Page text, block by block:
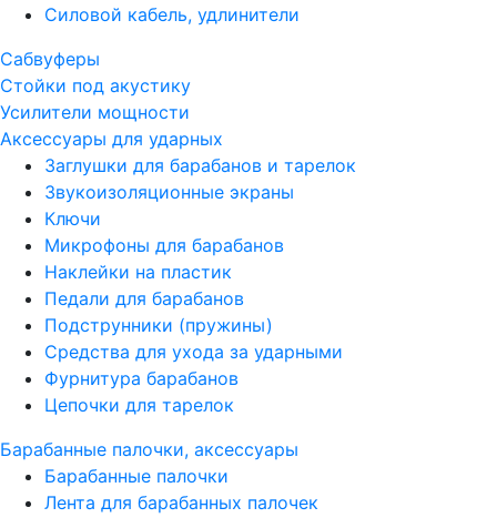
Силовой кабель, удлинители
Сабвуферы
Стойки под акустику
Усилители мощности
Аксессуары для ударных
Заглушки для барабанов и тарелок
Звукоизоляционные экраны
Ключи
Микрофоны для барабанов
Наклейки на пластик
Педали для барабанов
Подструнники (пружины)
Средства для ухода за ударными
Фурнитура барабанов
Цепочки для тарелок
Барабанные палочки, аксессуары
Барабанные палочки
Лента для барабанных палочек